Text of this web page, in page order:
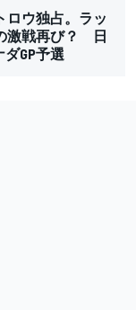
ロウ独占。ラッ
激戦再び？ 日
GP予選